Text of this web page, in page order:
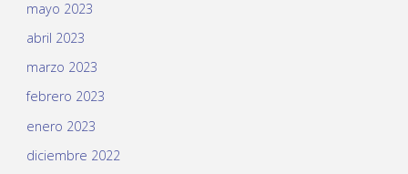
mayo 2023
abril 2023
marzo 2023
febrero 2023
enero 2023
diciembre 2022